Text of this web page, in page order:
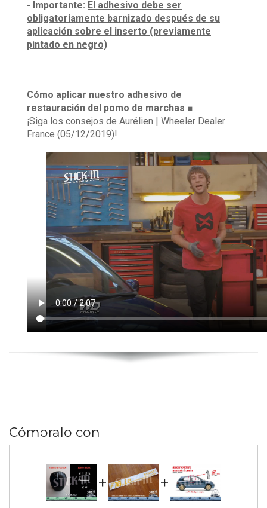
- Importante: El adhesivo debe ser
obligatoriamente barnizado después de su
aplicación sobre el inserto (previamente
pintado en negro)
Cómo aplicar nuestro adhesivo de
restauración del pomo de marchas ■
¡Siga los consejos de Aurélien | Wheeler Dealer
France (05/12/2019)!
Cómpralo con
+ +